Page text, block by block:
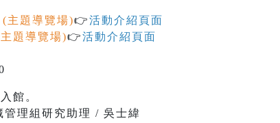
(主題導覽場)👉活動介紹頁面
題導覽場)👉活動介紹頁面
館。
管理組研究助理 / 吳士緯